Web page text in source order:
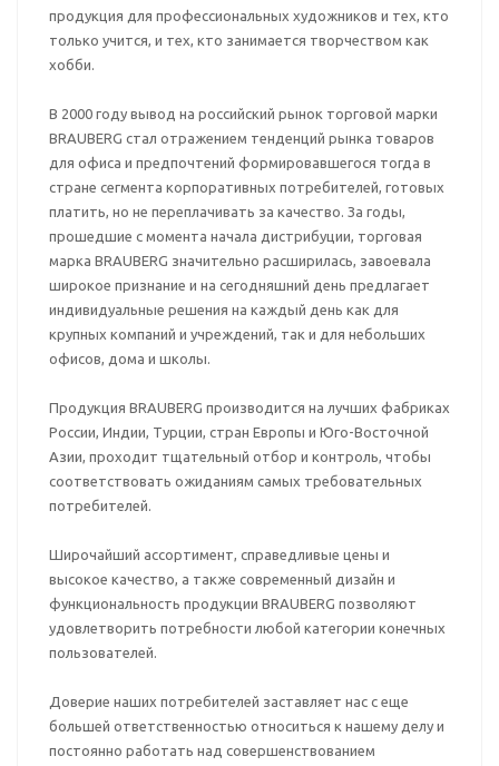
продукция для профессиональных художников и тех, кто
только учится, и тех, кто занимается творчеством как
хобби.
В 2000 году вывод на российский рынок торговой марки
BRAUBERG стал отражением тенденций рынка товаров
для офиса и предпочтений формировавшегося тогда в
стране сегмента корпоративных потребителей, готовых
платить, но не переплачивать за качество. За годы,
прошедшие с момента начала дистрибуции, торговая
марка BRAUBERG значительно расширилась, завоевала
широкое признание и на сегодняшний день предлагает
индивидуальные решения на каждый день как для
крупных компаний и учреждений, так и для небольших
офисов, дома и школы.
Продукция BRAUBERG производится на лучших фабриках
России, Индии, Турции, стран Европы и Юго-Восточной
Азии, проходит тщательный отбор и контроль, чтобы
соответствовать ожиданиям самых требовательных
потребителей.
Широчайший ассортимент, справедливые цены и
высокое качество, а также современный дизайн и
функциональность продукции BRAUBERG позволяют
удовлетворить потребности любой категории конечных
пользователей.
Доверие наших потребителей заставляет нас с еще
большей ответственностью относиться к нашему делу и
постоянно работать над совершенствованием